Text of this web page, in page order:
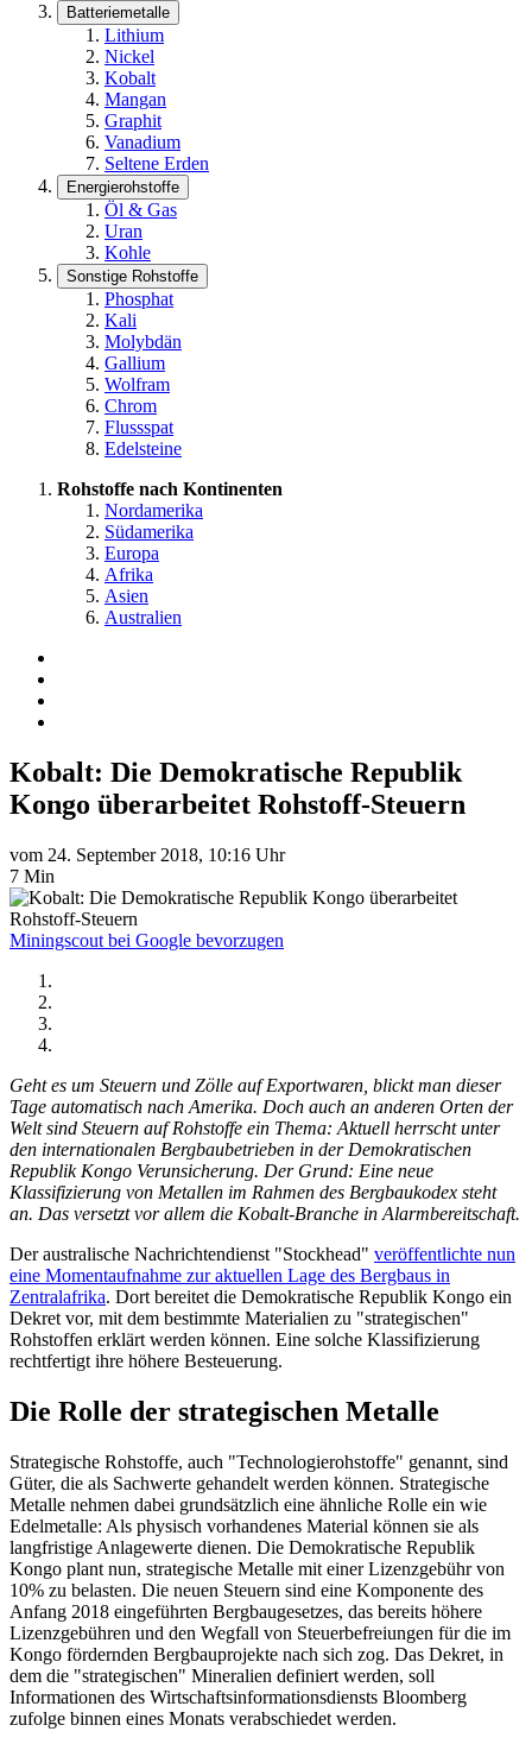
Batteriemetalle
Lithium
Nickel
Kobalt
Mangan
Graphit
Vanadium
Seltene Erden
Energierohstoffe
Öl & Gas
Uran
Kohle
Sonstige Rohstoffe
Phosphat
Kali
Molybdän
Gallium
Wolfram
Chrom
Flussspat
Edelsteine
Rohstoffe nach Kontinenten
Nordamerika
Südamerika
Europa
Afrika
Asien
Australien
Kobalt: Die Demokratische Republik
Kongo überarbeitet Rohstoff-Steuern
vom 24. September 2018, 10:16 Uhr
7 Min
Miningscout bei Google bevorzugen
Geht es um Steuern und Zölle auf Exportwaren, blickt man dieser
Tage automatisch nach Amerika. Doch auch an anderen Orten der
Welt sind Steuern auf Rohstoffe ein Thema: Aktuell herrscht unter
den internationalen Bergbaubetrieben in der Demokratischen
Republik Kongo Verunsicherung. Der Grund: Eine neue
Klassifizierung von Metallen im Rahmen des Bergbaukodex steht
an. Das versetzt vor allem die Kobalt-Branche in Alarmbereitschaft.
Der australische Nachrichtendienst "Stockhead" veröffentlichte nun
eine Momentaufnahme zur aktuellen Lage des Bergbaus in
Zentralafrika. Dort bereitet die Demokratische Republik Kongo ein
Dekret vor, mit dem bestimmte Materialien zu "strategischen"
Rohstoffen erklärt werden können. Eine solche Klassifizierung
rechtfertigt ihre höhere Besteuerung.
Die Rolle der strategischen Metalle
Strategische Rohstoffe, auch "Technologierohstoffe" genannt, sind
Güter, die als Sachwerte gehandelt werden können. Strategische
Metalle nehmen dabei grundsätzlich eine ähnliche Rolle ein wie
Edelmetalle: Als physisch vorhandenes Material können sie als
langfristige Anlagewerte dienen. Die Demokratische Republik
Kongo plant nun, strategische Metalle mit einer Lizenzgebühr von
10% zu belasten. Die neuen Steuern sind eine Komponente des
Anfang 2018 eingeführten Bergbaugesetzes, das bereits höhere
Lizenzgebühren und den Wegfall von Steuerbefreiungen für die im
Kongo fördernden Bergbauprojekte nach sich zog. Das Dekret, in
dem die "strategischen" Mineralien definiert werden, soll
Informationen des Wirtschaftsinformationsdiensts Bloomberg
zufolge binnen eines Monats verabschiedet werden.